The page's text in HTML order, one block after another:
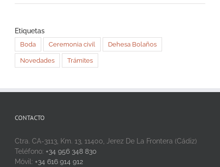
Etiquetas
Boda Ceremonia civil Dehesa Bolaños
Novedades Trámites
CONTACTO
Ctra. CA-3113, Km. 13, 11400, Jerez De La Frontera (Cádiz)
Teléfono: +34 956 348 830
Móvil: +34 616 914 912